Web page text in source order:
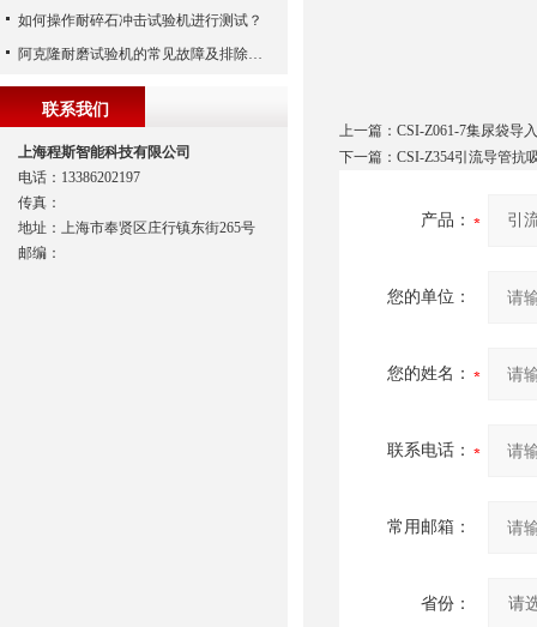
上一篇： CSI-Z061-7集尿袋导
下一篇： CSI-Z354引流导管抗
产品：
您的单位：
您的姓名：
联系电话：
常用邮箱：
省份：
如何操作耐碎石冲击试验机进行测试？
阿克隆耐磨试验机的常见故障及排除方法
联系我们
上海程斯智能科技有限公司
电话：13386202197
传真：
地址：上海市奉贤区庄行镇东街265号
邮编：